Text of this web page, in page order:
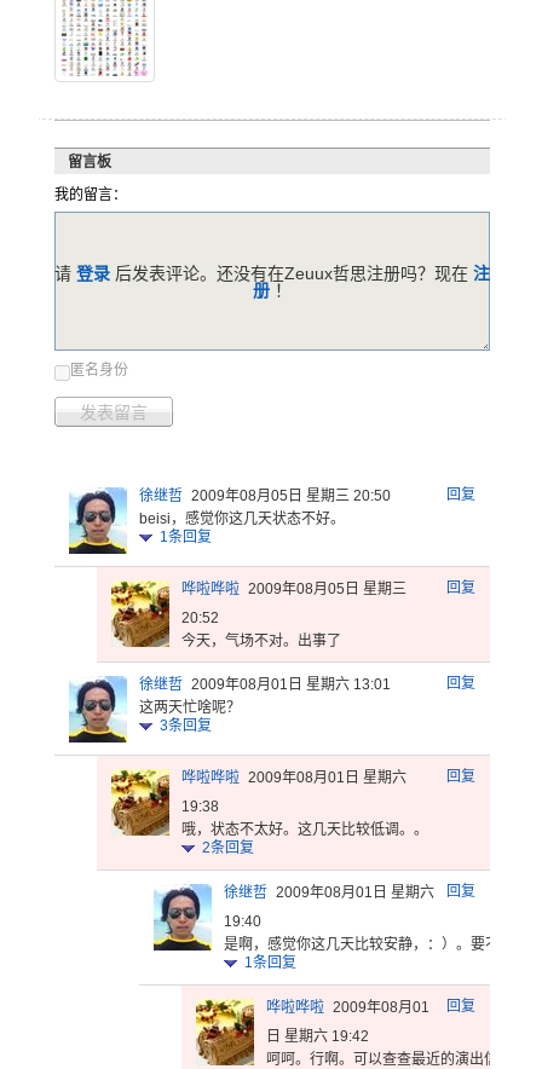
留言板
我的留言：
匿名身份
发表留言
请 登录 后发表评论。还没有在Zeuux哲思注册吗？现在 注
册 ！
回复
徐继哲 2009年08月05日 星期三 20:50
beisi，感觉你这几天状态不好。
1条回复
回复
哗啦哗啦 2009年08月05日 星期三
20:52
今天，气场不对。出事了
回复
徐继哲 2009年08月01日 星期六 13:01
这两天忙啥呢？
3条回复
回复
哗啦哗啦 2009年08月01日 星期六
19:38
哦，状态不太好。这几天比较低调。。
2条回复
回复
徐继哲 2009年08月01日 星期六
19:40
是啊，感觉你这几天比较安静，： ）。要不去
1条回复
回复
哗啦哗啦 2009年08月01
日 星期六 19:42
呵呵。行啊。可以查查最近的演出信息，